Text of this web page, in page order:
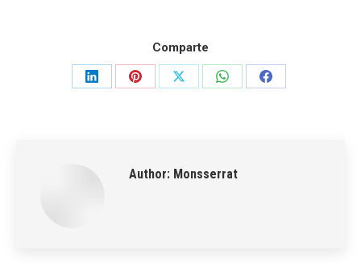
Comparte
Share
Share
Share
Share
Share
Author: Monsserrat